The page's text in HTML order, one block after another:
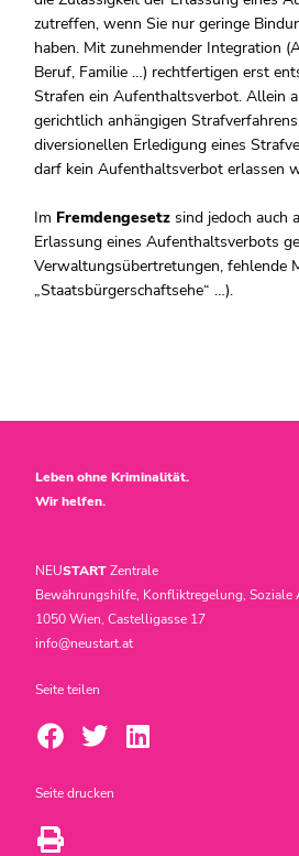
zutreffen, wenn Sie nur geringe
haben. Mit zunehmender Integration
Beruf, Familie …) rechtfertigen erst
Strafen ein Aufenthaltsverbot. Allein
gerichtlich anhängigen
diversionellen Erledigung eines
darf kein Aufenthaltsverbot erlassen
Im Fremdengesetz sind jedoch auch
Erlassung eines Aufenthaltsverbots
Verwaltungsübertretungen, fehlende
„Staatsbürgerschaftsehe“ …).
Leben ohne Kriminalität.
Wir helfen.
NEUSTARTZentrale
Bewährungshilfe, Konfliktregelung, Soziale
1050 Wien, Castelligasse 17
info@neustart.at
Seite teilen
Seite drucken